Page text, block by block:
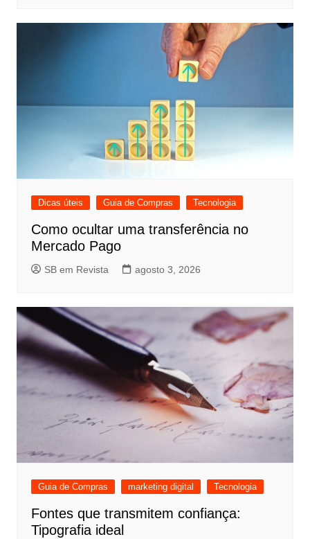
Dicas úteis Guia de Compras Tecnologia
Como ocultar uma transferência no
Mercado Pago
SB em Revista agosto 3, 2026
Guia de Compras marketing digital Tecnologia
Fontes que transmitem confiança:
Tipografia ideal